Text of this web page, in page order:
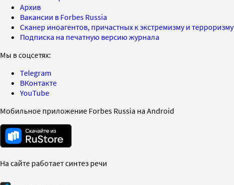
Архив
Вакансии в Forbes Russia
Сканер иноагентов, причастных к экстремизму и
Подписка на печатную версию журнала
Мы в соцсетях:
Telegram
ВКонтакте
YouTube
Мобильное приложение Forbes Russia на Android
На сайте работает синтез речи